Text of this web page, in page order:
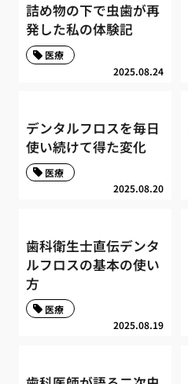
詰め物の下で虫歯が再
発した私の体験記
2025.08.24
医療
デンタルフロスを毎日
使い続けて得た変化
2025.08.20
医療
歯科衛生士直伝デンタ
ルフロスの基本の使い
方
2025.08.19
医療